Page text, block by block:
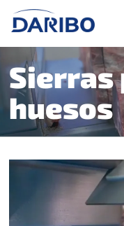
Sierras
huesos